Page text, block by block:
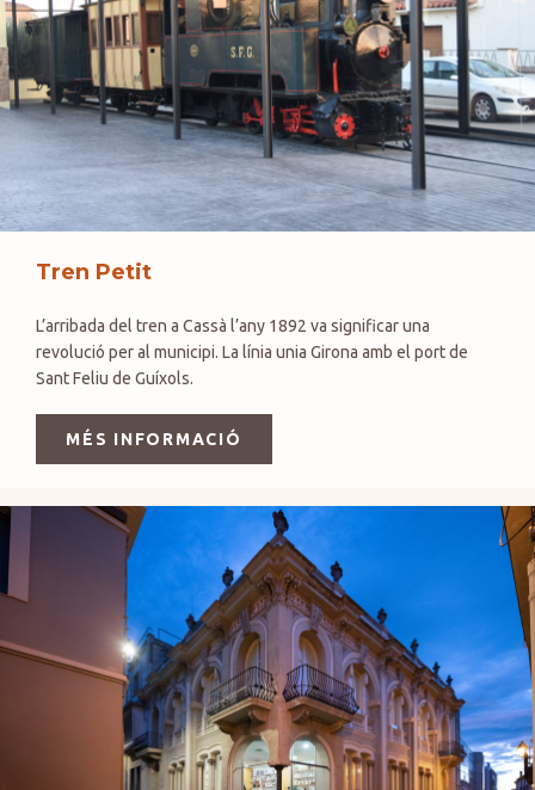
Tren Petit
L’arribada del tren a Cassà l’any 1892 va significar una
revolució per al municipi. La línia unia Girona amb el port de
Sant Feliu de Guíxols.
MÉS INFORMACIÓ